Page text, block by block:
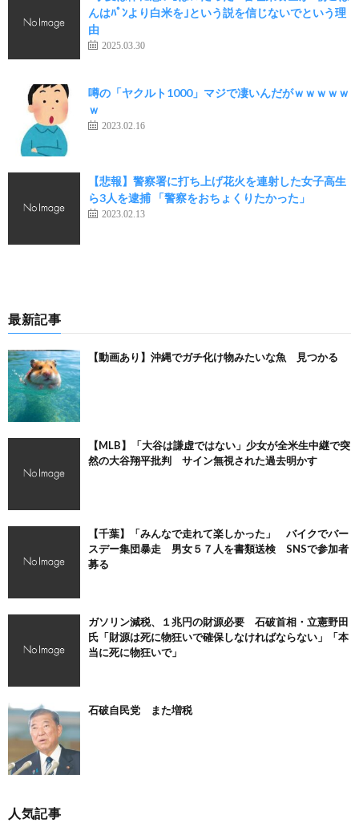
んはﾊﾟﾝより白米を｣という説を信じないでという理
由
2025.03.30
噂の「ヤクルト1000」マジで凄いんだがｗｗｗｗｗ
ｗ
2023.02.16
【悲報】警察署に打ち上げ花火を連射した女子高生
ら3人を逮捕 「警察をおちょくりたかった」
2023.02.13
最新記事
【動画あり】沖縄でガチ化け物みたいな魚 見つかる
【MLB】「大谷は謙虚ではない」少女が全米生中継で突
然の大谷翔平批判 サイン無視された過去明かす
【千葉】「みんなで走れて楽しかった」 バイクでバー
スデー集団暴走 男女５７人を書類送検 SNSで参加者
募る
ガソリン減税、１兆円の財源必要 石破首相・立憲野田
氏「財源は死に物狂いで確保しなければならない」「本
当に死に物狂いで」
石破自民党 また増税
人気記事